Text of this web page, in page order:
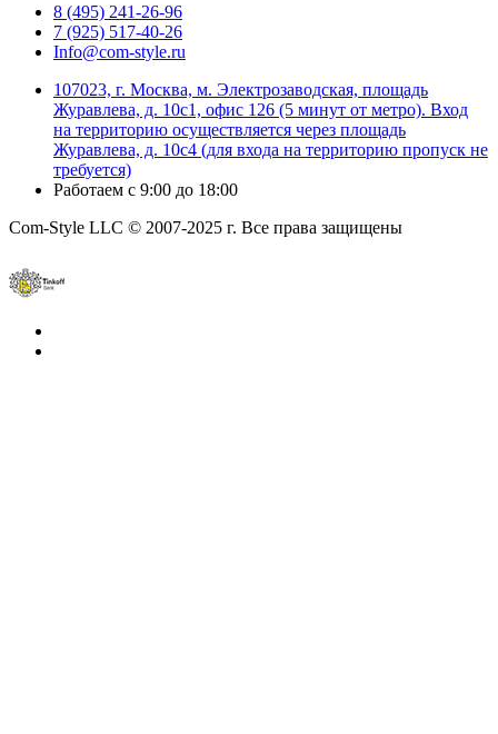
8 (495) 241-26-96
7 (925) 517-40-26
Info@com-style.ru
107023, г. Москва, м. Электрозаводская, площадь
Журавлева, д. 10с1, офис 126 (5 минут от метро). Вход
на территорию осуществляется через площадь
Журавлева, д. 10с4 (для входа на территорию пропуск не
требуется)
Работаем с 9:00 до 18:00
Com-Style LLC © 2007-2025 г. Все права защищены